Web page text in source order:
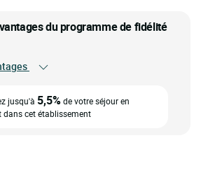
du programme de fidélité
jusqu'à 5,5%de votre séjour en
dans cet établissement